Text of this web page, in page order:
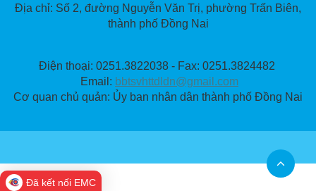
Địa chỉ: Số 2, đường Nguyễn Văn Trị, phường Trấn Biên,
thành phố Đồng Nai
Điện thoại: 0251.3822038 - Fax: 0251.3824482
Email: bbtsvhttdldn@gmail.com
Cơ quan chủ quản: Ủy ban nhân dân thành phố Đồng Nai
Đã kết nối EMC